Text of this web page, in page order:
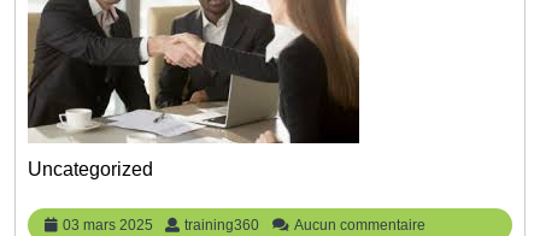
Uncategorized
03 mars 2025
03 training360 training360
Aucun commentaire